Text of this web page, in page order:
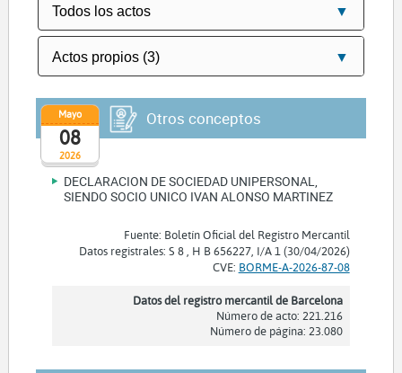
2026
Mayo
08
Otros conceptos
DECLARACION DE SOCIEDAD UNIPERSONAL,
SIENDO SOCIO UNICO IVAN ALONSO MARTINEZ
Fuente: Boletín Oficial del Registro Mercantil
Datos registrales: S 8 , H B 656227, I/A 1 (30/04/2026)
CVE: BORME-A-2026-87-08
Datos del registro mercantil de Barcelona
Número de acto: 221.216
Número de página: 23.080